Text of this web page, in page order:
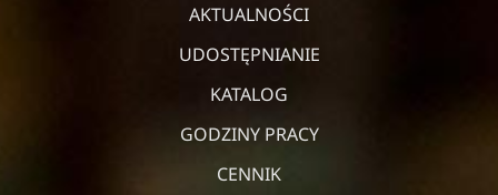
AKTUALNOŚCI
UDOSTĘPNIANIE
KATALOG
GODZINY PRACY
CENNIK